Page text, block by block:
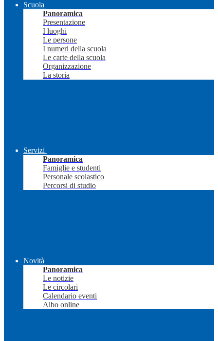
Scuola
Panoramica
Presentazione
I luoghi
Le persone
I numeri della scuola
Le carte della scuola
Organizzazione
La storia
Servizi
Panoramica
Famiglie e studenti
Personale scolastico
Percorsi di studio
Novità
Panoramica
Le notizie
Le circolari
Calendario eventi
Albo online